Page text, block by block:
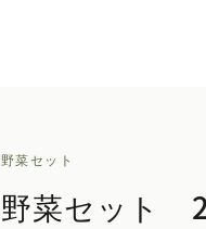
野菜セット
野菜セット